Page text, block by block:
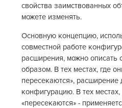
свойства заимствованных
можете изменять.
Основную концепцию,
совместной работе
расширения, можно описать
образом. В тех местах, где
пересекаются», расширение
конфигурацию. В тех местах,
«пересекаются» -